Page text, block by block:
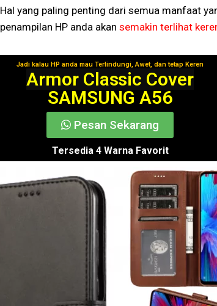
Hal yang paling penting dari semua manfaat
penampilan HP anda akan semakin terlihat
Jadi kalau HP anda mau Terlindungi, Awet, dan tetap Keren
Segera Gunakan!
Armor Classic Cover
SAMSUNG A56
Pesan Sekarang
Tersedia 4 Warna Favorit